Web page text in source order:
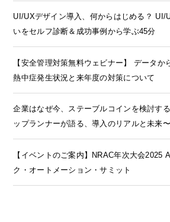
UI/UXデザイン導入、何からはじめる？ UI/
いをセルフ診断＆成功事例から学ぶ45分
【安全管理対策無料ウェビナー】 データか
熱中症発生状況と来年度の対策について
企業はなぜ今、ステーブルコインを検討す
ップランナーが語る、導入のリアルと未来〜
【イベントのご案内】NRAC年次大会2025
ク・オートメーション・サミット